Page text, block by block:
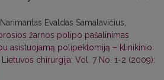
Evaldas Samalavičius,
žarnos polipo pašalinimas
asistuojamą polipektomiją – klinikinio
Lietuvos chirurgija: Vol. 7 No. 1-2 (2009):